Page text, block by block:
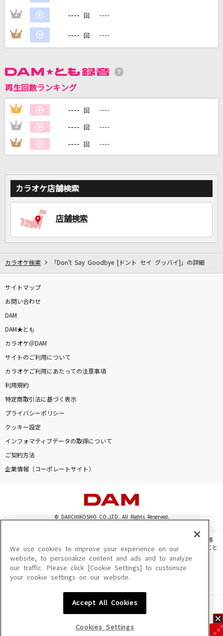
heavenly blue
Kalafina
[生音]ひとりぼっちのハブラシ
キミに100パーセント
きゃりーぱみゅぱみゅ
DAMに会員登録・ログインして
2 ---- 回 ----
3 ---- 回 ----
再生回数ランキング
1 ---- 回 ----
2 ---- 回 ----
3 ---- 回 ----
カラオケ店舗検索
店舗検索
カラオケ検索 「Don't Say Goodbye [ドント セイ グッバイ]」の詳細
サイトマップ
お問い合わせ
DAM
DAM★とも
カラオケ＠DAM
サイトのご利用について
カラオケご利用にあたっての注意事項
利用規約
特定商取引法に基づく表示
プライバシーポリシー
クッキー設定
インフォマティブデータの取得について
ご契約方法
企業情報（コーポレートサイト）
© DAIICHIKOSHO CO.,LTD. All Rights Reserved.
このサイトに掲載されている一切の文章・画像・写真・動画・音声等を、手段や形態
を問わず、著作権法の定める範囲を超えて無断で複製、転載、ファイル化などすること
を禁じます。
楽曲及びコンテンツは、機種によりご利用いただけない場合があります。
楽曲及びコンテンツの配信日、配信内容が変更になる場合があります。
We use cookies to improve your experience on our
website, to personalize content and ads and to analyze
our traffic. Please click [Cookie Settings] to customize
your cookie settings on our website.
Accept All Cookies
Cookies Settings